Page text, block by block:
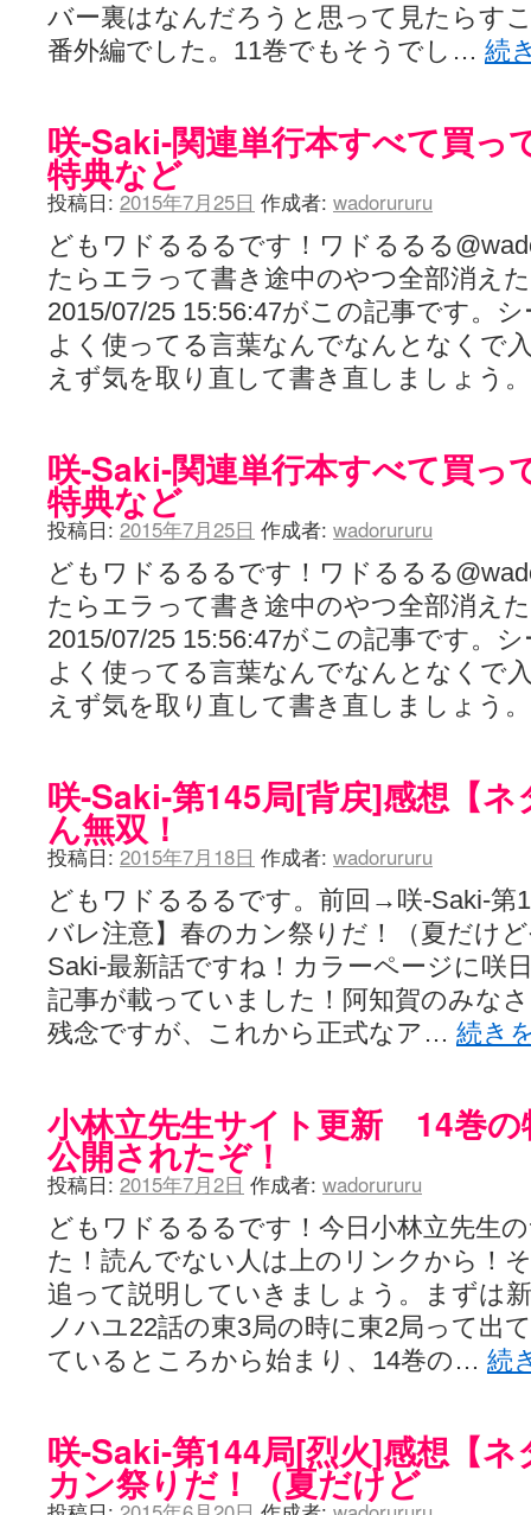
バー裏はなんだろうと思って見たらす
番外編でした。11巻でもそうでし… 続
咲-Saki-関連単行本すべて買っ
特典など
投稿日: 2015年7月25日 作成者: wadorururu
どもワドるるるです！ワドるるる
たらエラって書き途中のやつ全部消え
2015/07/25 15:56:47がこの記事です。
よく使ってる言葉なんでなんとなくで
えず気を取り直して書き直しましょう
咲-Saki-関連単行本すべて買っ
特典など
投稿日: 2015年7月25日 作成者: wadorururu
どもワドるるるです！ワドるるる
たらエラって書き途中のやつ全部消え
2015/07/25 15:56:47がこの記事です。
よく使ってる言葉なんでなんとなくで
えず気を取り直して書き直しましょう
咲-Saki-第145局[背戻]感想【
ん無双！
投稿日: 2015年7月18日 作成者: wadorururu
どもワドるるるです。前回→咲-Saki-第
バレ注意】春のカン祭りだ！（夏だけ
Saki-最新話ですね！カラーページに咲
記事が載っていました！阿知賀のみな
残念ですが、これから正式なア… 続き
小林立先生サイト更新 14巻の
公開されたぞ！
投稿日: 2015年7月2日 作成者: wadorururu
どもワドるるるです！今日小林立先生
た！読んでない人は上のリンクから！
追って説明していきましょう。まずは
ノハユ22話の東3局の時に東2局って出
ているところから始まり、14巻の… 続
咲-Saki-第144局[烈火]感想【
カン祭りだ！（夏だけど